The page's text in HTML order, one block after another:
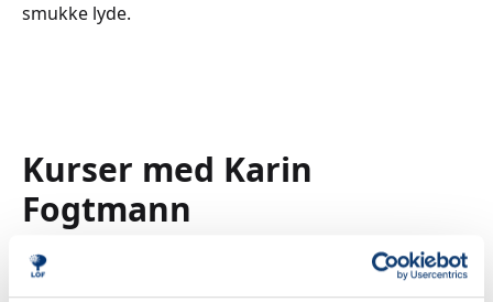
smukke lyde.
Kurser med Karin
Fogtmann